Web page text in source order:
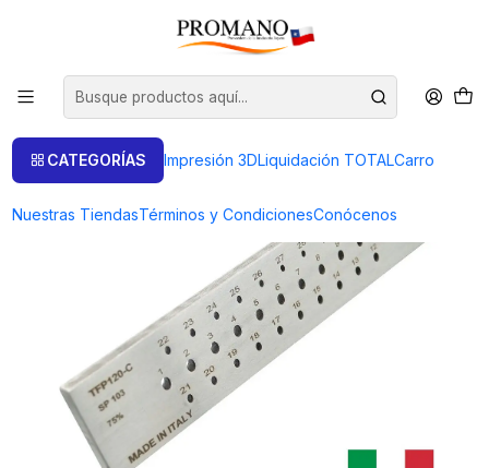
CATEGORÍAS Impresión 3DLiquidación TOTALCarro
Nuestras TiendasTérminos y CondicionesConócenos
Herramientas
HILERA OVALADA 6 A 3 MM CHINETTI (ITALIA)